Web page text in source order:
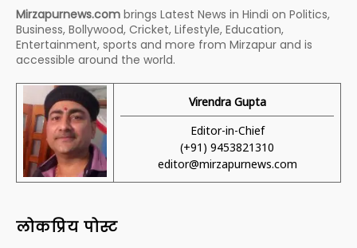
Mirzapurnews.com brings Latest News in Hindi on Politics,
Business, Bollywood, Cricket, Lifestyle, Education,
Entertainment, sports and more from Mirzapur and is
accessible around the world.
Virendra Gupta
Editor-in-Chief
(+91) 9453821310
editor@mirzapurnews.com
लोकप्रिय पोस्ट